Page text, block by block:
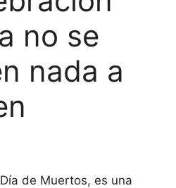
no se
nada a
de Muertos, es una